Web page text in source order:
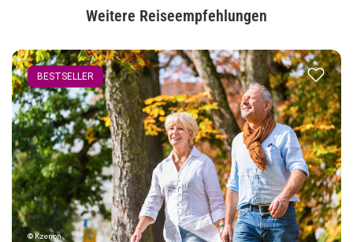
Weitere Reiseempfehlungen
BESTSELLER Zur
© Kzenon